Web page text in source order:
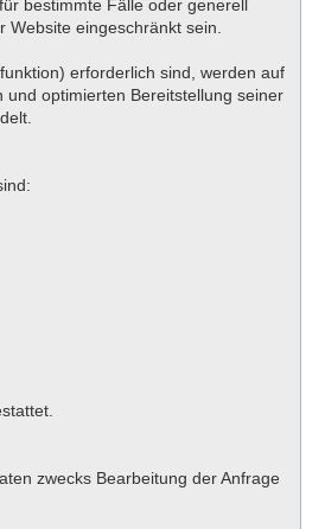
bestimmte Fälle oder generell
eingeschränkt sein.
erforderlich sind, werden auf
optimierten Bereitstellung seiner
zwecks Bearbeitung der Anfrage